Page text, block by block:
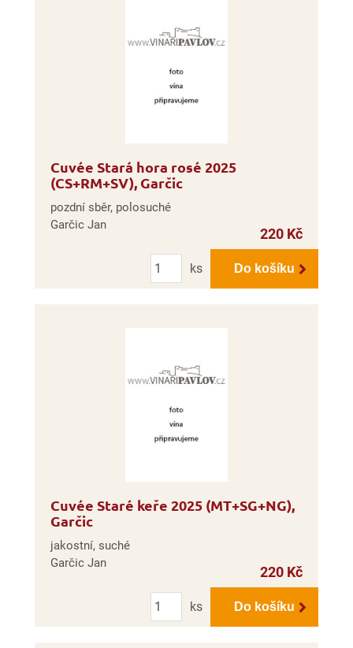
Cuvée Stará hora rosé 2025
(CS+RM+SV), Garčic
pozdní sběr, polosuché
Garčic Jan
220 Kč
Počet
ks
Do košíku
Cuvée Staré keře 2025 (MT+SG+NG),
Garčic
jakostní, suché
Garčic Jan
220 Kč
Počet
ks
Do košíku